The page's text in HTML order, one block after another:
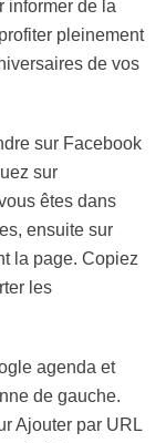
informer de la
pleinement
de vos
sur Facebook
sur
êtes dans
ensuite sur
la page. Copiez
les
agenda et
de gauche.
Ajouter par URL